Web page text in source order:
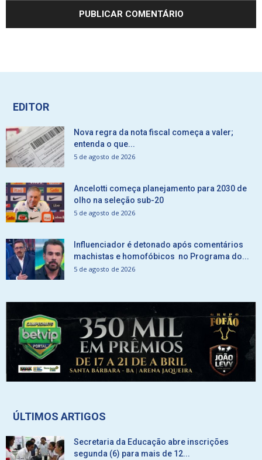
EDITOR
Nova regra da nota fiscal começa a valer;
entenda o que...
5 de agosto de 2026
Ancelotti começa planejamento para 2030 de
olho na seleção sub-20
5 de agosto de 2026
Influenciador é detonado após comentários
machistas e homofóbicos no Programa do...
5 de agosto de 2026
ÚLTIMOS ARTIGOS
Secretaria da Educação abre inscrições
segunda (6) para mais de 12...